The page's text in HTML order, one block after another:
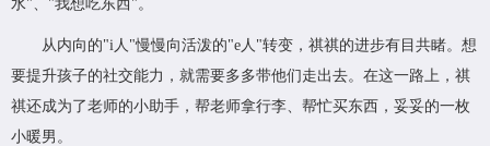
水"、"我想吃东西"。
从内向的"i人"慢慢向活泼的"e人"转变，祺祺的进步有目共睹。想
要提升孩子的社交能力，就需要多多带他们走出去。在这一路上，祺
祺还成为了老师的小助手，帮老师拿行李、帮忙买东西，妥妥的一枚
小暖男。